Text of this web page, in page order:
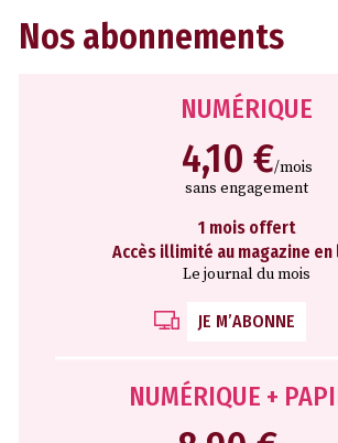
Nos abonnements
NUMÉRIQUE
4,10 €/mois
sans engagement
1 mois offert
Accès illimité au magazine en
Le journal du mois
JE M’ABONNE
NUMÉRIQUE +